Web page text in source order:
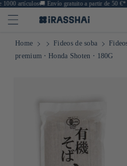
artículos 🚚Envío gratuito a partir de 50 €*
Home Fideos de soba
premium ⋅ Honda Shoten ⋅ 180G